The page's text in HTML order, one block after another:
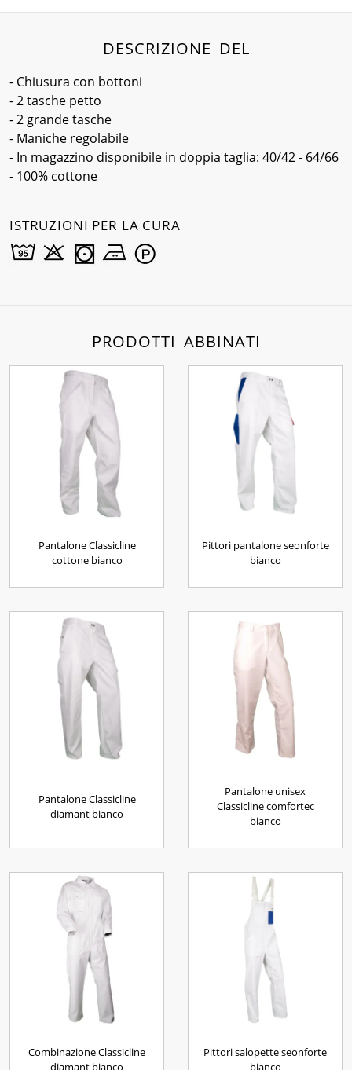
DESCRIZIONE DEL
- Chiusura con bottoni
- 2 tasche petto
- 2 grande tasche
- Maniche regolabile
- In magazzino disponibile in doppia taglia: 40/42 - 64/66
- 100% cottone
ISTRUZIONI PER LA CURA
PRODOTTI ABBINATI
Pantalone Classicline
cottone bianco
Pittori pantalone seonforte
bianco
Pantalone Classicline
diamant bianco
Pantalone unisex
Classicline comfortec
bianco
Combinazione Classicline
diamant bianco
Pittori salopette seonforte
bianco